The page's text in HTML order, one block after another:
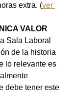
extra. (ver
VALOR
Sala Laboral
de la historia
lo relevante es
debe tener este